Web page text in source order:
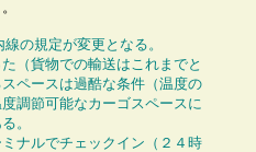
の規定が変更となる。
（貨物での輸送はこれまでと
ペースは過酷な条件（温度の
調節可能なカーゴスペースに
。
ナルでチェックイン（２４時